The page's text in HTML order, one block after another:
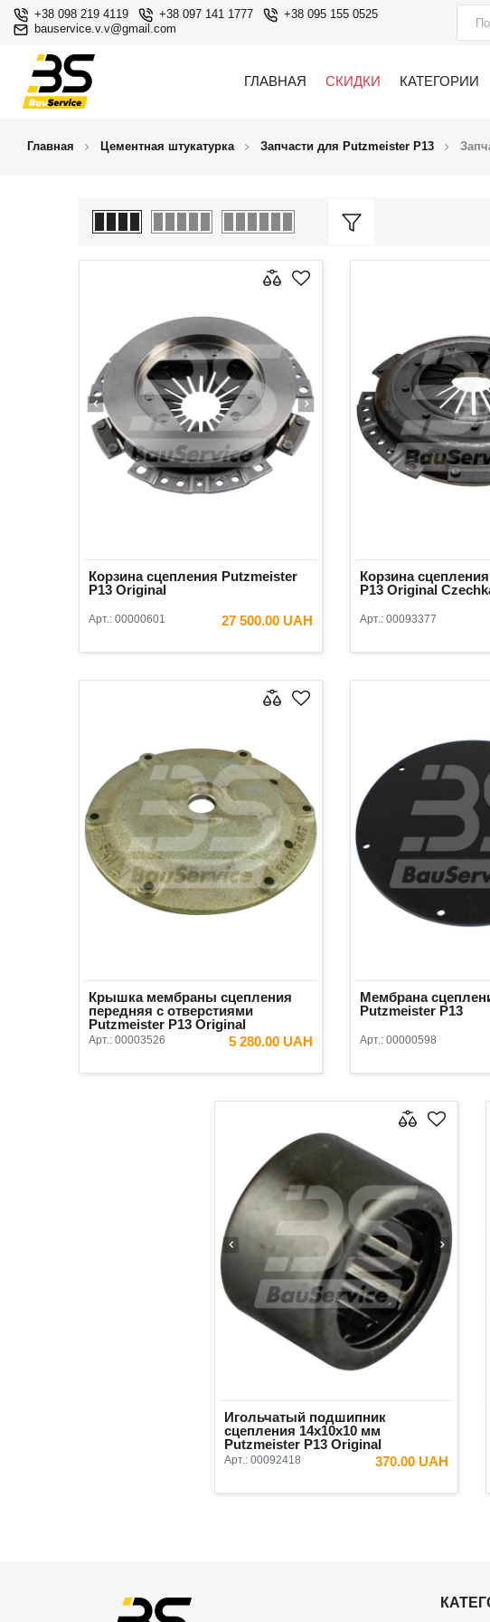
+38 098 219 4119 +38 097 141 1777
+38 095 155 0525
bauservice.v.v@gmail.com
ГЛАВНАЯ СКИДКИ КАТЕГОРИИ
Главная Цементная штукатурка Запчасти для Putzmeister P13
Корзина сцепления Putzmeister
P13 Original
Арт.: 00000601 27 500.00 UAH
В КОРЗИНУ
Корзина
P13 Original
Арт.: 00093377
Крышка мембраны сцепления
передняя с отверстиями
Putzmeister P13 Original
Арт.: 00003526 5 280.00 UAH
В КОРЗИНУ
Мембрана
Putzmeister P13
Арт.: 00000598
Игольчатый подшипник
сцепления 14x10x10 мм
Putzmeister P13 Original
Арт.: 00092418 370.00 UAH
В КОРЗИНУ